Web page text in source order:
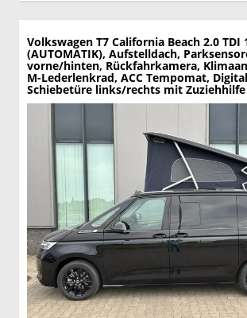
Volkswagen T7 California Beach 2.0 TDI
(AUTOMATIK), Aufstelldach,
vorne/hinten, Rückfahrkamera,
M-Lederlenkrad, ACC Tempomat,
Schiebetüre links/rechts mit Zuziehhilfe